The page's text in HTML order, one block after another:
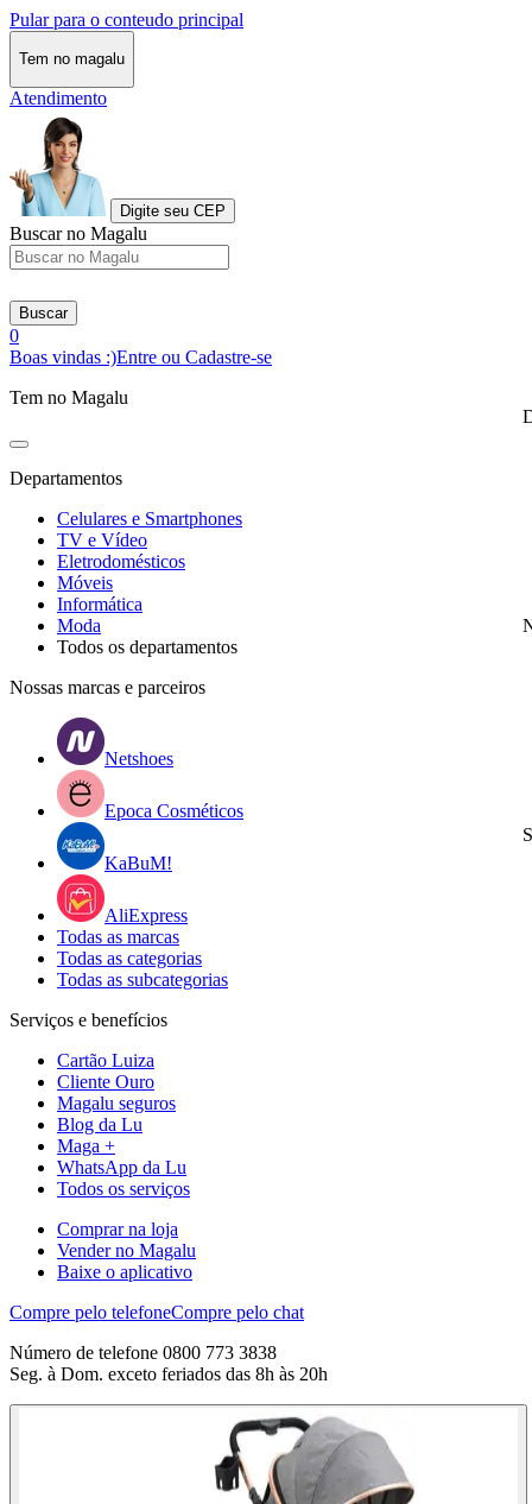
Pular para o conteudo principal
Tem no magalu
Atendimento
Digite seu CEP
Buscar no Magalu
Buscar
0
Boas vindas :)Entre ou Cadastre-se
Tem no Magalu
Departamentos
Celulares e Smartphones
TV e Vídeo
Eletrodomésticos
Móveis
Informática
Moda
Todos os departamentos
Nossas marcas e parceiros
Netshoes
Epoca Cosméticos
KaBuM!
AliExpress
Todas as marcas
Todas as categorias
Todas as subcategorias
Serviços e benefícios
Cartão Luiza
Cliente Ouro
Magalu seguros
Blog da Lu
Maga +
WhatsApp da Lu
Todos os serviços
Comprar na loja
Vender no Magalu
Baixe o aplicativo
Compre pelo telefoneCompre pelo chat
Número de telefone 0800 773 3838
Seg. à Dom. exceto feriados das 8h às 20h